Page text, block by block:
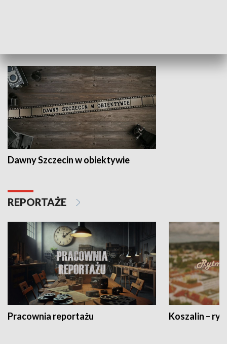
Dawny Szczecin w obiektywie
REPORTAŻE
Pracownia reportażu Koszalin –